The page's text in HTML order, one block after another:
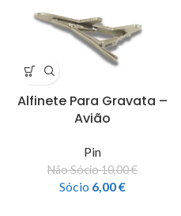
Alfinete Para Gravata –
Avião
Pin
Não Sócio10,00€
Sócio 6,00€